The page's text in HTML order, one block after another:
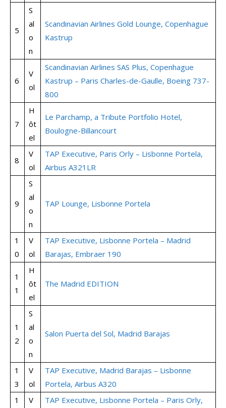
5
S
al
o
n
Scandinavian Airlines Gold Lounge, Copenhague
Kastrup
6
V
ol
Scandinavian Airlines SAS Plus, Copenhague
Kastrup – Paris Charles-de-Gaulle, Boeing 737-
800
7
H
ôt
el
Le Parchamp, a Tribute Portfolio Hotel,
Boulogne-Billancourt
8
V
ol
TAP Executive, Paris Orly – Lisbonne Portela,
Airbus A321LR
9
S
al
o
n
TAP Lounge, Lisbonne Portela
1
0
V
ol
TAP Executive, Lisbonne Portela – Madrid
Barajas, Embraer 190
1
1
H
ôt
el
The Madrid EDITION
1
2
S
al
o
n
Salon Puerta del Sol, Madrid Barajas
1
3
V
ol
TAP Executive, Madrid Barajas – Lisbonne
Portela, Airbus A320
1
V
TAP Executive, Lisbonne Portela – Paris Orly,